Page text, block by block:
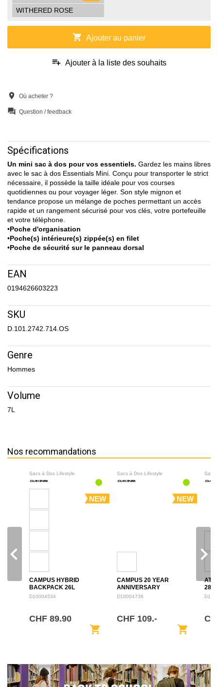
WITHERED ROSE
shopping_cart Ajouter au panier
playlist_add Ajouter à la liste des souhaits
location_on Où acheter ?
question_answer Question / feedback
Spécifications
Un mini sac à dos pour vos essentiels. Gardez les mains libres
avec le sac à dos Essentials Mini. Conçu pour transporter le strict
nécessaire, il possède la taille idéale pour vos courses
quotidiennes ou pour voyager léger. Son style mignon et
tendance propose un mélange de poches permettant un accès
rapide et un rangement sécurisé pour vos clés, votre portefeuille
et votre téléphone.
•Poche d'organisation
•Poche(s) intérieure(s) zippée(s) en filet
•Poche de sécurité sur le panneau dorsal
EAN
0194626603223
SKU
D.101.2742.714.OS
Genre
Hommes
Volume
7L
Nos recommandations
Sacs à Dos Lifestyle
NEW
CAMPUS HYBRID
BACKPACK 26L
D10004534
CHF 89.90
shopping_cart
Sacs à Dos Lifestyle
NEW
CAMPUS 20 YEAR
ANNIVERSARY
BACKPACK 28L
D10004736
CHF 109.-
shopping_cart
Sacs
28L
navigate_before navigate_next